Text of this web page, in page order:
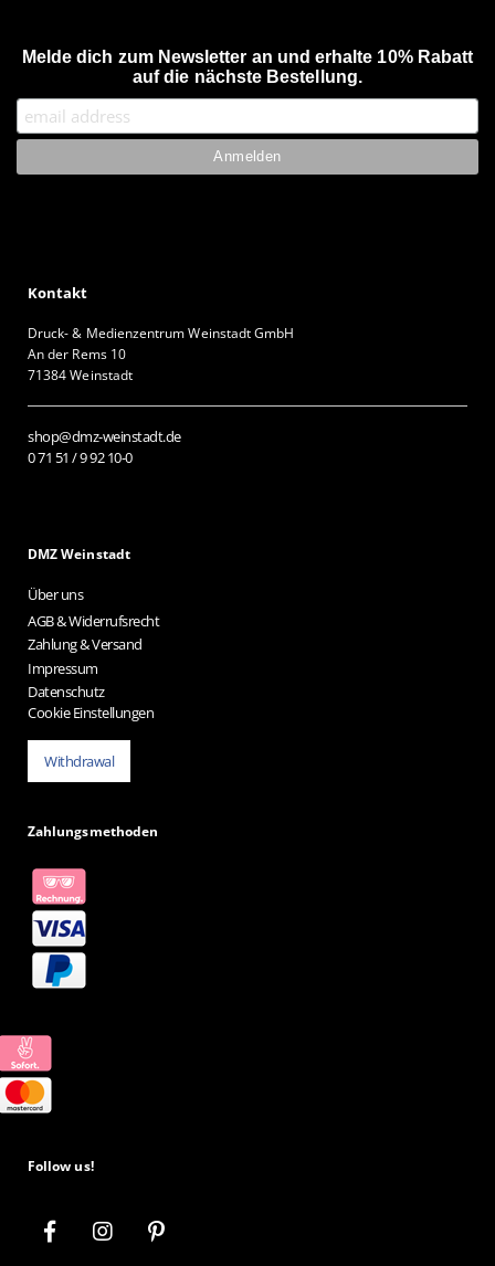
Melde dich zum Newsletter an und erhalte 10% Rabatt
auf die nächste Bestellung.
Kontakt
Druck- & Medienzentrum Weinstadt GmbH
An der Rems 10
71384 Weinstadt
shop@dmz-weinstadt.de
0 71 51 / 9 92 10-0
DMZ Weinstadt
Über uns
AGB & Widerrufsrecht
Zahlung & Versand
Impressum
Datenschutz
Cookie Einstellungen
Withdrawal
Zahlungsmethoden
Follow us!